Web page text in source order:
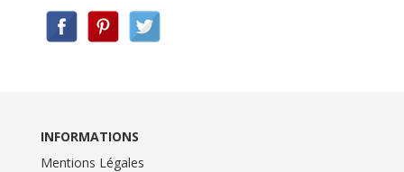
INFORMATIONS
Mentions Légales